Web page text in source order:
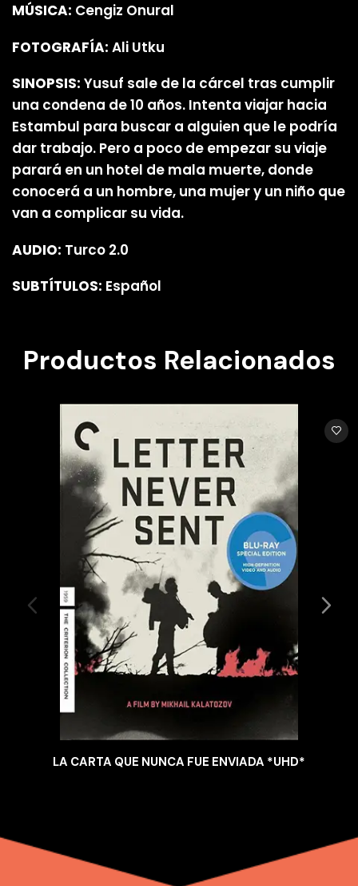
MÚSICA: Cengiz Onural
FOTOGRAFÍA: Ali Utku
SINOPSIS: Yusuf sale de la cárcel tras cumplir
una condena de 10 años. Intenta viajar hacia
Estambul para buscar a alguien que le podría
dar trabajo. Pero a poco de empezar su viaje
parará en un hotel de mala muerte, donde
conocerá a un hombre, una mujer y un niño que
van a complicar su vida.
AUDIO: Turco 2.0
SUBTÍTULOS: Español
Productos Relacionados
LA CARTA QUE NUNCA FUE ENVIADA *UHD*